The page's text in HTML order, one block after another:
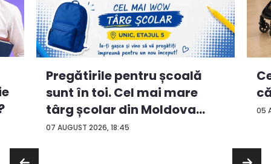
07 AUGUST 2026, 18:45
Pregătirile pentru școală
sunt în toi. Cel mai mare
târg școlar din Moldova
con...
05